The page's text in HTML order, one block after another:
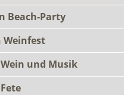
Beach-Party
Weinfest
und Musik